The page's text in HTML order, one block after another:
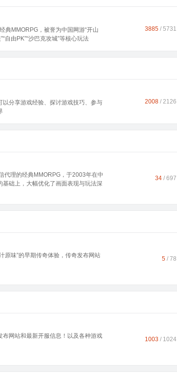
典MMORPG，被誉为中国网游“开山
自由PK”“沙巴克攻城”等核心玩法
3885 / 5731
分享游戏经验、探讨游戏技巧、参与
2008 / 2126
代理的经典MMORPG，于2003年在中
础上，大幅优化了画面表现与玩法深
34 / 697
原味”的早期传奇体验，传奇发布网站
5 / 78
网站和最新开服信息！以及各种游戏
1003 / 1024